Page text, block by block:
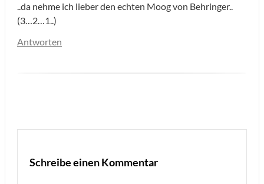
..da nehme ich lieber den echten Moog von Behringer..
(3…2…1..)
Antworten
Schreibe einen Kommentar